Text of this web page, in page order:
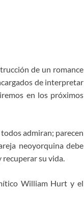
de un romance
de interpretar
en los próximos
admiran; parecen
neoyorquina debe
su vida.
William Hurt y el